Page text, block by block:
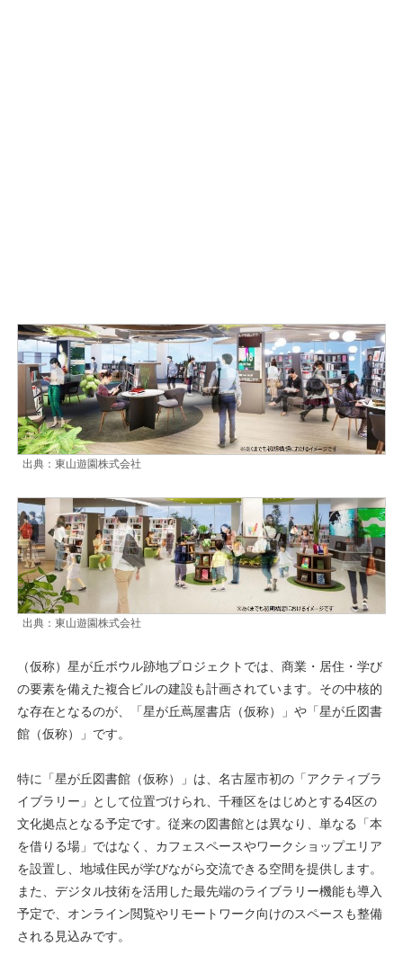
出典：東山遊園株式会社
出典：東山遊園株式会社
（仮称）星が丘ボウル跡地プロジェクトでは、商業・居住・学び
の要素を備えた複合ビルの建設も計画されています。その中核的
な存在となるのが、「星が丘蔦屋書店（仮称）」や「星が丘図書
館（仮称）」です。
特に「星が丘図書館（仮称）」は、名古屋市初の「アクティブラ
イブラリー」として位置づけられ、千種区をはじめとする4区の
文化拠点となる予定です。従来の図書館とは異なり、単なる「本
を借りる場」ではなく、カフェスペースやワークショップエリア
を設置し、地域住民が学びながら交流できる空間を提供します。
また、デジタル技術を活用した最先端のライブラリー機能も導入
予定で、オンライン閲覧やリモートワーク向けのスペースも整備
される見込みです。